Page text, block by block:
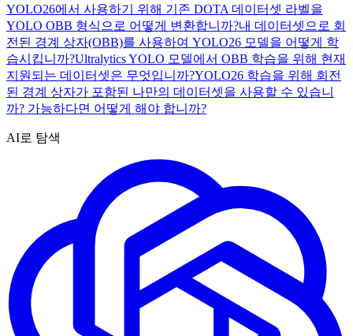
YOLO26에서 사용하기 위해 기존 DOTA 데이터셋 라벨을
YOLO OBB 형식으로 어떻게 변환합니까?내 데이터셋으로 회
전된 경계 상자(OBB)를 사용하여 YOLO26 모델을 어떻게 학
습시킵니까?Ultralytics YOLO 모델에서 OBB 학습을 위해 현재
지원되는 데이터셋은 무엇입니까?YOLO26 학습을 위해 회전
된 경계 상자가 포함된 나만의 데이터셋을 사용할 수 있습니
까? 가능하다면 어떻게 해야 합니까?
AI로 탐색